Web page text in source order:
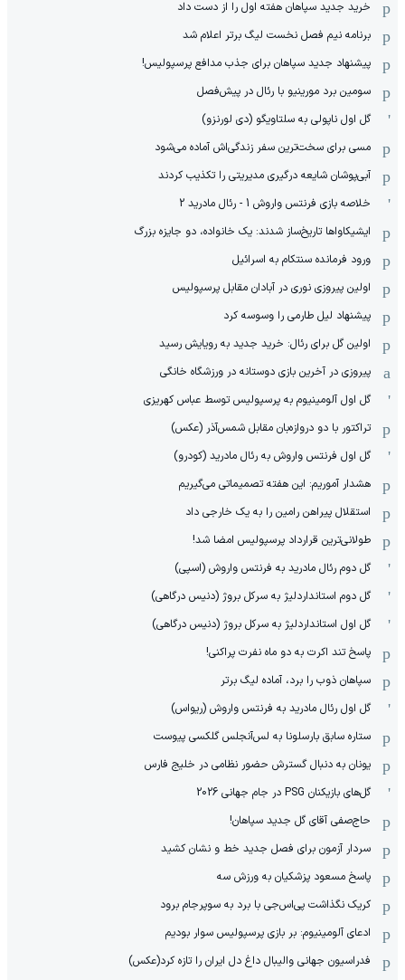
خرید جدید سپاهان هفته اول را از دست داد
برنامه نیم فصل نخست لیگ برتر اعلام شد
پیشنهاد جدید سپاهان برای جذب مدافع پرسپولیس!
سومین برد مورینیو با رئال در پیش‌فصل
گل اول ناپولی به سلتاویگو (دی لورنزو)
مسی برای سخت‌ترین سفر زندگی‌اش آماده می‌شود
آبی‌پوشان شایعه درگیری مدیریتی را تکذیب کردند
خلاصه بازی فرنتس واروش 1 - رئال مادرید 2
ایشیکاوا‌ها تاریخ‌ساز شدند: یک خانواده، دو جایزه بزرگ
ورود فرمانده سنتکام به اسرائیل
اولین پیروزی نوری در آبادان مقابل پرسپولیس
پیشنهاد لیل طارمی را وسوسه کرد
اولین گل برای رئال: خرید جدید به رویایش رسید
پیروزی در آخرین بازی دوستانه در ورزشگاه خانگی
گل اول آلومینیوم به پرسپولیس توسط عباس کهریزی
تراکتور با دو دروازه‌بان مقابل شمس‌آذر (عکس)
گل اول فرنتس واروش به رئال مادرید (کودرو)
هشدار آموریم: این هفته تصمیماتی می‌گیریم
استقلال پیراهن رامین را به یک خارجی داد
طولانی‌ترین قرارداد پرسپولیس امضا شد!
گل دوم رئال مادرید به فرنتس واروش (اسپی)
گل دوم استانداردلیژ به سرکل بروژ (دنیس درگاهی)
گل اول استانداردلیژ به سرکل بروژ (دنیس درگاهی)
پاسخ تند اکرت به دو ماه نفرت پراکنی!
سپاهان ذوب را برد، آماده لیگ برتر
گل اول رئال مادرید به فرنتس واروش (ریواس)
ستاره سابق بارسلونا به لس‌آنجلس گلکسی پیوست
یونان به دنبال گسترش حضور نظامی در خلیج فارس
گل‌های بازیکنان PSG در جام جهانی 2026
حاج‌صفی آقای گل جدید سپاهان!
سردار آزمون برای فصل جدید خط و نشان کشید
پاسخ مسعود پزشکیان به ورزش سه
کریک نگذاشت پی‌اس‌جی با برد به سوپرجام برود
ادعای آلومینیوم: بر بازی پرسپولیس سوار بودیم
فدراسیون جهانی والیبال داغ دل ایران را تازه کرد(عکس)